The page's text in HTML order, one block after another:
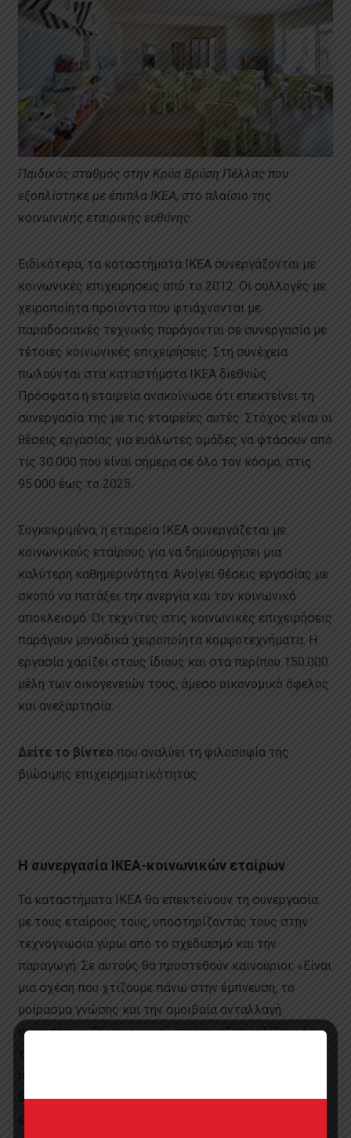
Παιδικός σταθμός στην Κρύα Βρύση Πέλλας που
εξοπλίστηκε με έπιπλα ΙΚΕΑ, στο πλαίσιο της
κοινωνικής εταιρικής ευθύνης.
Ειδικότερα, τα καταστήματα IKEA συνεργάζονται με
κοινωνικές επιχειρήσεις από το 2012. Οι συλλογές με
χειροποίητα προϊόντα που φτιάχνονται με
παραδοσιακές τεχνικές παράγονται σε συνεργασία με
τέτοιες κοινωνικές επιχειρήσεις. Στη συνέχεια
πωλούνται στα καταστήματα IKEA διεθνώς.
Πρόσφατα η εταιρεία ανακοίνωσε ότι επεκτείνει τη
συνεργασία της με τις εταιρείες αυτές. Στόχος είναι οι
θέσεις εργασίας για ευάλωτες ομάδες να φτάσουν από
τις 30.000 που είναι σήμερα σε όλο τον κόσμο, στις
95.000 έως το 2025.
Συγκεκριμένα, η εταιρεία IKEA συνεργάζεται με
κοινωνικούς εταίρους για να δημιουργήσει μια
καλύτερη καθημερινότητα. Ανοίγει θέσεις εργασίας με
σκοπό να πατάξει την ανεργία και τον κοινωνικό
αποκλεισμό. Οι τεχνίτες στις κοινωνικές επιχειρήσεις
παράγουν μοναδικά χειροποίητα κομψοτεχνήματα. Η
εργασία χαρίζει στους ίδιους και στα περίπου 150.000
μέλη των οικογενειών τους, άμεσο οικονομικό όφελος
και ανεξαρτησία.
Δείτε το βίντεο που αναλύει τη φιλοσοφία της
βιώσιμης επιχειρηματικότητας
Η συνεργασία ΙΚΕΑ-κοινωνικών εταίρων
Τα καταστήματα IKEA θα επεκτείνουν τη συνεργασία
με τους εταίρους τους, υποστηρίζοντάς τους στην
τεχνογνωσία γύρω από το σχεδιασμό και την
παραγωγή. Σε αυτούς θα προστεθούν καινούριοι: «Είναι
μια σχέση που χτίζουμε πάνω στην έμπνευση, το
μοίρασμα γνώσης και την αμοιβαία ανταλλαγή
ικανοτήτων. Οι κοινωνικοί εταίροι εξασφαλίζουν ότι
δίκτυό τους για να προμηθεύσουν τις κοινωνικές